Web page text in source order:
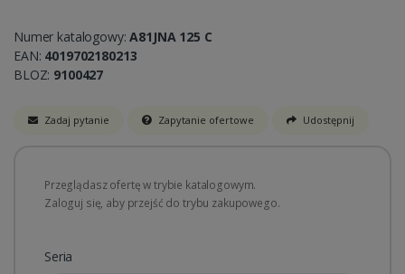
Numer katalogowy:A81JNA 125 C
EAN: 4019702180213
BLOZ: 9100427
Zadaj pytanie Zapytanie ofertowe Udostępnij
Przeglądasz ofertę w trybie katalogowym.
Zaloguj się, aby przejść do trybu zakupowego.
Seria